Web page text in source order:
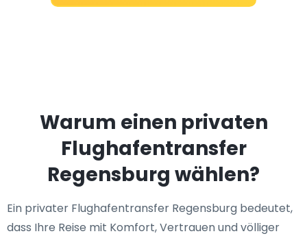
Warum einen privaten
Flughafentransfer
Regensburg wählen?
Ein privater Flughafentransfer Regensburg bedeutet,
dass Ihre Reise mit Komfort, Vertrauen und völliger